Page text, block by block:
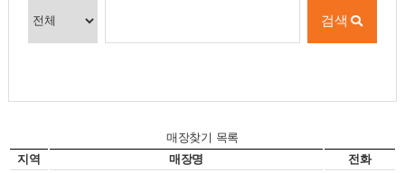
검색
매장찾기 목록
지역
매장명 전화